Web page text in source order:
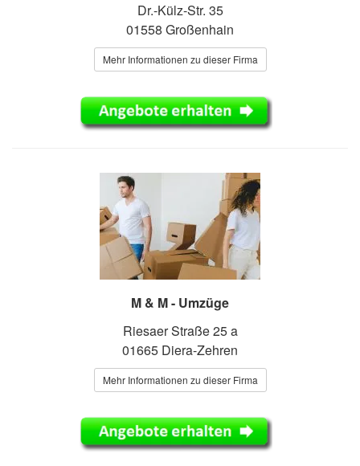
Dr.-Külz-Str. 35
01558 Großenhain
Mehr Informationen zu dieser Firma
M & M - Umzüge
Riesaer Straße 25 a
01665 Diera-Zehren
Mehr Informationen zu dieser Firma